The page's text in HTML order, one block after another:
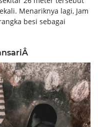
Menariknya lagi, Jam
besi sebagai